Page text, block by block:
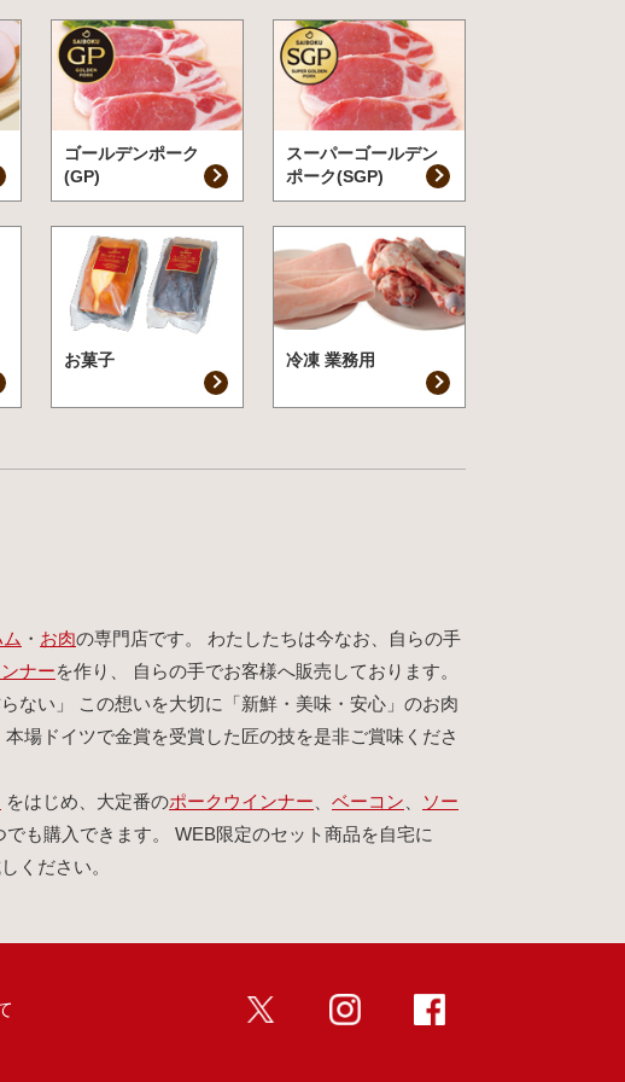
ゴールデンポーク
(GP)
スーパーゴールデン
ポーク(SGP)
お菓子 冷凍 業務用
・ お肉の専門店です。 わたしたちは今なお、自らの手
ナーを作り、 自らの手でお客様へ販売しております。
ない」 この想いを大切に「新鮮・美味・安心」のお肉
場ドイツで金賞を受賞した匠の技を是非ご賞味くださ
をはじめ、大定番のポークウインナー ベーコン
ソー
でも購入できます。 WEB限定のセット商品を自宅に
ください。
twitter インスタ